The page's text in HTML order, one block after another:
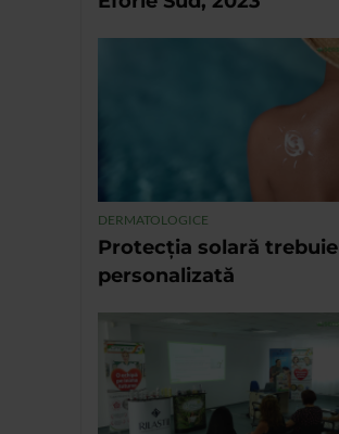
DERMATOLOGICE
Protecția solară trebuie
personalizată